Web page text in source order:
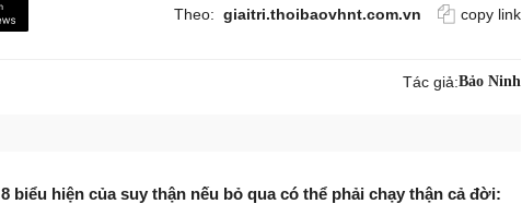
Theo: giaitri.thoibaovhnt.com.vn copy link
Tác giả:Bảo Ninh
8 biểu hiện của suy thận nếu bỏ qua có thể phải chạy thận cả đời: